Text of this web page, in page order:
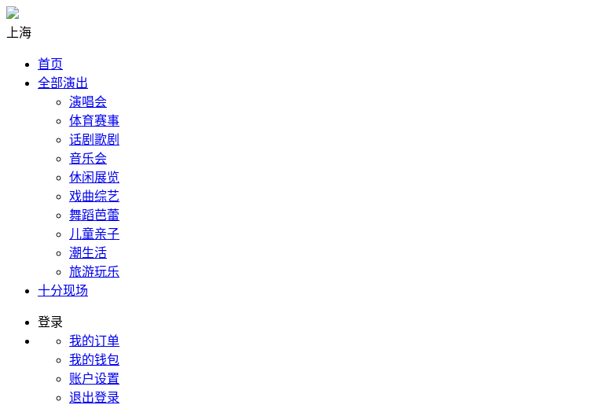
上海
首页
全部演出
演唱会
体育赛事
话剧歌剧
音乐会
休闲展览
戏曲综艺
舞蹈芭蕾
儿童亲子
潮生活
旅游玩乐
十分现场
登录
我的订单
我的钱包
账户设置
退出登录